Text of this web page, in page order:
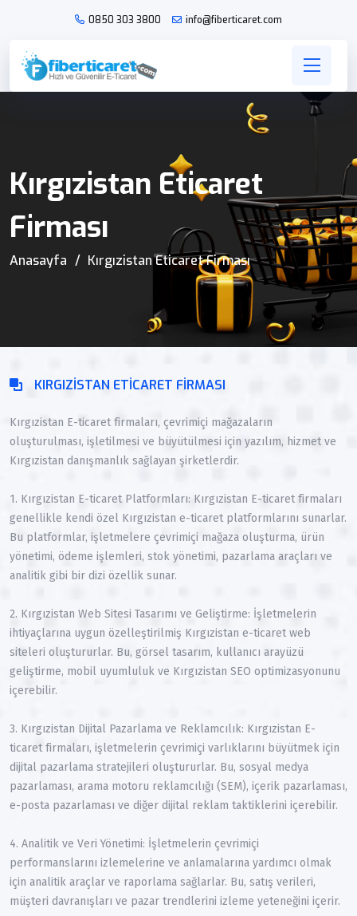
0850 303 3800 info@fiberticaret.com
Kırgızistan Eticaret
Firması
Anasayfa Kırgızistan Eticaret Firması
KIRGIZISTAN ETICARET FIRMASI
Kırgızistan E-ticaret firmaları, çevrimiçi mağazaların
oluşturulması, işletilmesi ve büyütülmesi için yazılım, hizmet ve
Kırgızistan danışmanlık sağlayan şirketlerdir.
1. Kırgızistan E-ticaret Platformları: Kırgızistan E-ticaret firmaları
genellikle kendi özel Kırgızistan e-ticaret platformlarını sunarlar.
Bu platformlar, işletmelere çevrimiçi mağaza oluşturma, ürün
yönetimi, ödeme işlemleri, stok yönetimi, pazarlama araçları ve
analitik gibi bir dizi özellik sunar.
2. Kırgızistan Web Sitesi Tasarımı ve Geliştirme: İşletmelerin
ihtiyaçlarına uygun özelleştirilmiş Kırgızistan e-ticaret web
siteleri oluştururlar. Bu, görsel tasarım, kullanıcı arayüzü
geliştirme, mobil uyumluluk ve Kırgızistan SEO optimizasyonunu
içerebilir.
3. Kırgızistan Dijital Pazarlama ve Reklamcılık: Kırgızistan E-
ticaret firmaları, işletmelerin çevrimiçi varlıklarını büyütmek için
dijital pazarlama stratejileri oluştururlar. Bu, sosyal medya
pazarlaması, arama motoru reklamcılığı (SEM), içerik pazarlaması,
e-posta pazarlaması ve diğer dijital reklam taktiklerini içerebilir.
4. Analitik ve Veri Yönetimi: İşletmelerin çevrimiçi
performanslarını izlemelerine ve anlamalarına yardımcı olmak
için analitik araçlar ve raporlama sağlarlar. Bu, satış verileri,
müşteri davranışları ve pazar trendlerini izleme yeteneğini içerir.